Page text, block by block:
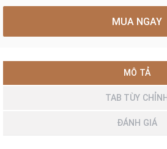
MUA NGAY
MÔ TẢ
TAB TÙY CHỈNH
ĐÁNH GIÁ